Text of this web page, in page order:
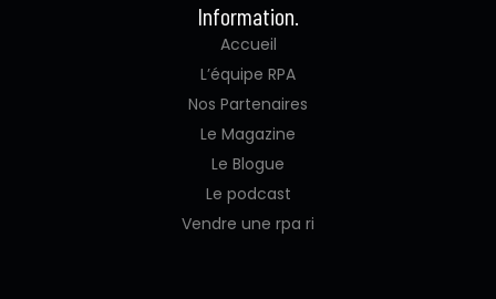
Information.
Accueil
L’équipe RPA
Nos Partenaires
Le Magazine
Le Blogue
Le podcast
Vendre une rpa ri